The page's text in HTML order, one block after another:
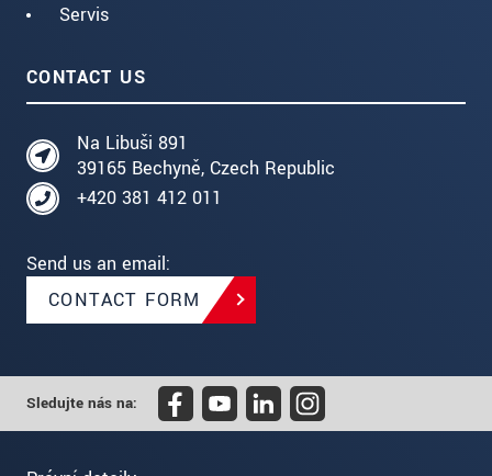
Servis
CONTACT US
Na Libuši 891
39165 Bechyně, Czech Republic
+420 381 412 011
Send us an email:
CONTACT FORM
Sledujte nás na: